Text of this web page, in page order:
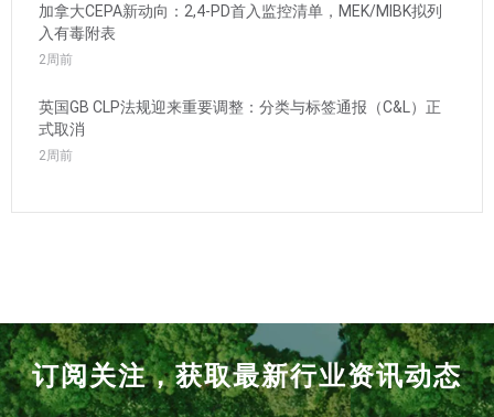
加拿大CEPA新动向：2,4-PD首入监控清单，MEK/MIBK拟列
入有毒附表
2周前
英国GB CLP法规迎来重要调整：分类与标签通报（C&L）正
式取消
2周前
订阅关注，获取最新行业资讯动态